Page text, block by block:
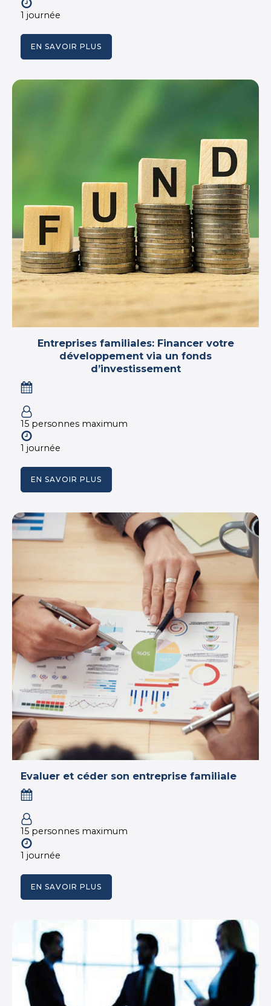
1 journée
EN SAVOIR PLUS
Entreprises familiales: Financer votre
développement via un fonds
d’investissement
15 personnes maximum
1 journée
EN SAVOIR PLUS
Evaluer et céder son entreprise familiale
15 personnes maximum
1 journée
EN SAVOIR PLUS